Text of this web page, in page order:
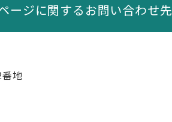
ージに関するお問い合わせ先
地